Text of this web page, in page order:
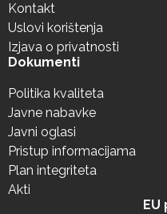
Kontakt
Uslovi korištenja
Izjava o privatnosti
Dokumenti
Politika kvaliteta
Javne nabavke
Javni oglasi
Pristup informacijama
Plan integriteta
Akti